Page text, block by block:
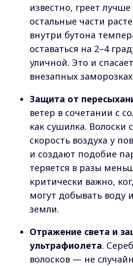
известно, греет лучше
остальные части
внутри бутона
оставаться на 2–4
уличной. Это и
внезапных
Защита от
ветер в сочетании с
как сушилка. Волоски
скорость воздуха у
и создают подобие
теряется в разы
критически важно,
могут добывать воду
земли.
Отражение света и
ультрафиолета.
волосков — не